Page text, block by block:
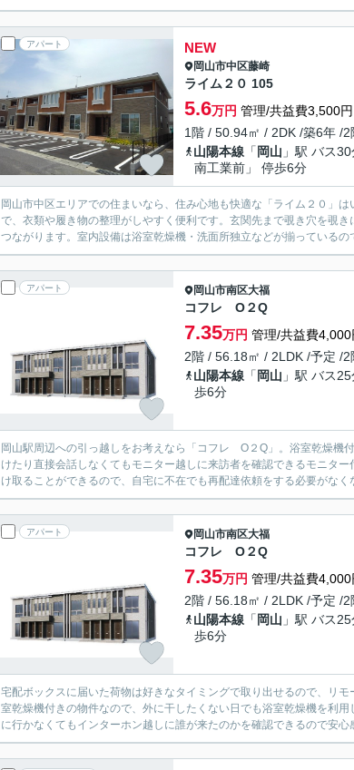
アパート NEW
岡山市中区藤崎
ライム２０ 105
5.6万円 管理/共益費3,500円
1階 / 50.94㎡ / 2DK /築6年 /2
山陽本線 「 岡山 」駅 バス
南工業前」 停歩6分
岡山市中区エリアでの住まいなら、住み心地も快適な「ライム２０」
で、衣類や履き物の整理がしやすく便利です。玄関先まで覗き穴を覗
つながります。室内設備は浴室乾燥機・洗面所独立などが揃っている
アパート 岡山市南区大福
コフレ O２Q
7.35万円 管理/共益費4,000
2階 / 56.18㎡ / 2LDK /予定 /2
山陽本線 「 岡山 」駅 バス
歩6分
岡山駅周辺への引っ越しをお考えなら「コフレ O２Q」。浴室乾燥機
けたり直接会話しなくてもモニター越しに来訪者を確認できるモニタ
け取ることができるので、自宅に不在でも再配達依頼をする必要がな
アパート 岡山市南区大福
コフレ O２Q
7.35万円 管理/共益費4,000
2階 / 56.18㎡ / 2LDK /予定 /2
山陽本線 「 岡山 」駅 バス
歩6分
宅配ボックスに届いた荷物は好きなタイミングで取り出せるので、リ
室乾燥機付きの物件なので、外に干したくない日でも浴室乾燥機を利
に行かなくてもインターホン越しに誰が来たのかを確認できるので安